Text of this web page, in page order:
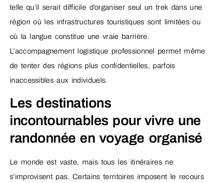
telle qu’il serait difficile d’organiser seul un trek dans une
région où les infrastructures touristiques sont limitées ou
où la langue constitue une vraie barrière.
L’accompagnement logistique professionnel permet même
de tenter des régions plus confidentielles, parfois
inaccessibles aux individuels.
Les destinations
incontournables pour vivre une
randonnée en voyage organisé
Le monde est vaste, mais tous les itinéraires ne
s’improvisent pas. Certains territoires imposent le recours